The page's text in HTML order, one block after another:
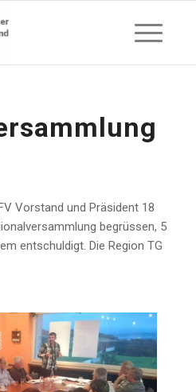
Vorstand und Präsident 18
begrüssen, 5
entschuldigt. Die Region TG